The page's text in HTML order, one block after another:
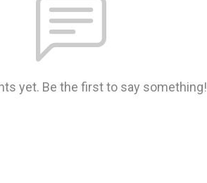
yet. Be the first to say something!